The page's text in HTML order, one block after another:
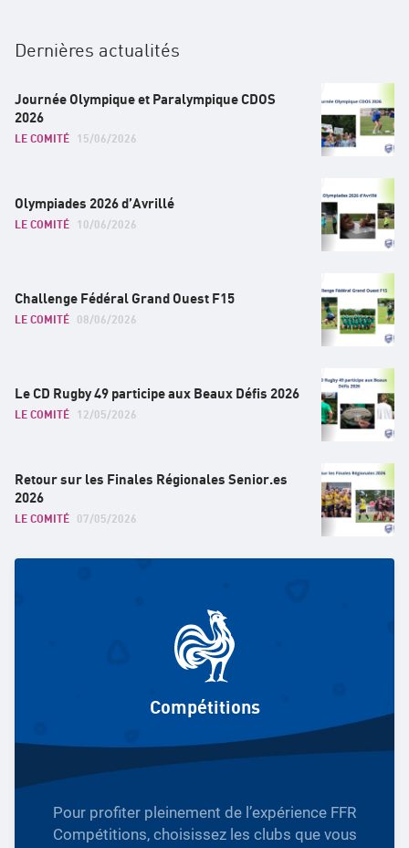
Dernières actualités
Journée Olympique et Paralympique CDOS
2026
LE COMITÉ 15/06/2026
Olympiades 2026 d’Avrillé
LE COMITÉ 10/06/2026
Challenge Fédéral Grand Ouest F15
LE COMITÉ 08/06/2026
Le CD Rugby 49 participe aux Beaux Défis 2026
LE COMITÉ 12/05/2026
Retour sur les Finales Régionales Senior.es
2026
LE COMITÉ 07/05/2026
Compétitions
Pour profiter pleinement de l’expérience FFR
Compétitions, choisissez les clubs que vous